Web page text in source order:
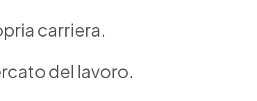
carriera.
del lavoro.